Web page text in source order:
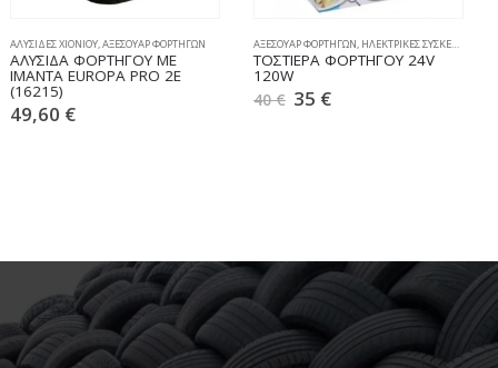
ΑΞΕΣΟΥΑΡ ΦΟΡΤΗΓΩΝ,ΗΛΕΚΤΡΙΚΕΣ ΣΥΣΚΕΥΕΣ
ΤΟΣΤΙΕΡΑ ΦΟΡΤΗΓΟΥ 24V
120W
40€ 35
ALCOA ΠΡΟΪΟΝΤΑ,ΑΞΕΣΟΥΑΡ ΦΟΡΤΗΓΩΝ
ΣΕΤ ΚΑΘΑΡΙΣΜΟΥ ALCOA
LEVEL ONE ALKIT 3
68,20 €